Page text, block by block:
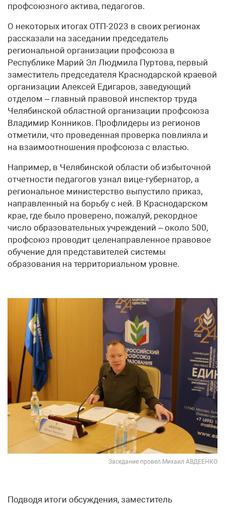
профсоюзного актива, педагогов.
О некоторых итогах ОТП-2023 в своих регионах
рассказали на заседании председатель
региональной организации профсоюза в
Республике Марий Эл Людмила Пуртова, первый
заместитель председателя Краснодарской краевой
организации Алексей Едигаров, заведующий
отделом – главный правовой инспектор труда
Челябинской областной организации профсоюза
Владимир Конников. Профлидеры из регионов
отметили, что проведенная проверка повлияла и
на взаимоотношения профсоюза с властью.
Например, в Челябинской области об избыточной
отчетности педагогов узнал вице-губернатор, а
региональное министерство выпустило приказ,
направленный на борьбу с ней. В Краснодарском
крае, где было проверено, пожалуй, рекордное
число образовательных учреждений – около 500,
профсоюз проводит целенаправленное правовое
обучение для представителей системы
образования на территориальном уровне.
Заседание провел Михаил АВДЕЕНКО
Подводя итоги обсуждения, заместитель